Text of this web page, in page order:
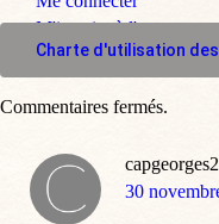
M'inscrire à l'espace
Charte d'utilisation
capgeorges2
dit
30
Commentaires fermés.